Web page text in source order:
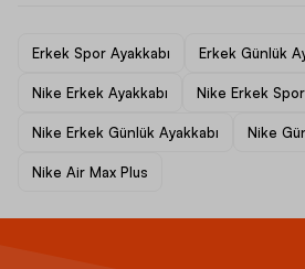
Erkek Spor Ayakkabı Erkek Günlük
Nike Erkek Ayakkabı Nike Erkek Spor
Nike Erkek Günlük Ayakkabı Nike
Nike Air Max Plus